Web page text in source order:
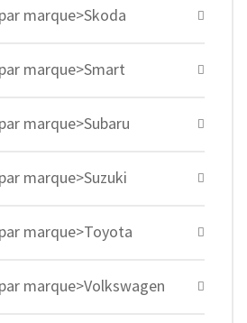
marque>Skoda
marque>Smart
marque>Subaru
marque>Suzuki
marque>Toyota
marque>Volkswagen